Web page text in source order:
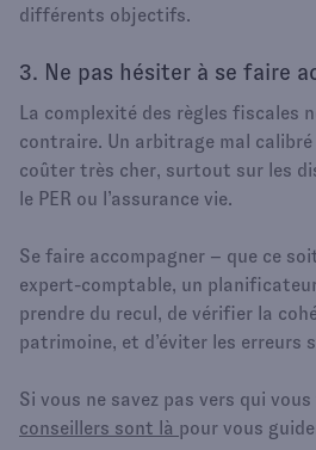
différents objectifs.
3. Ne pas hésiter à se faire
La complexité des règles fiscales
contraire. Un arbitrage mal
coûter très cher, surtout sur les
le PER ou l’assurance vie.
Se faire accompagner – que ce
expert-comptable, un
prendre du recul, de vérifier la
patrimoine, et d’éviter les erreurs
Si vous ne savez pas vers qui
conseillers sont là pour vous